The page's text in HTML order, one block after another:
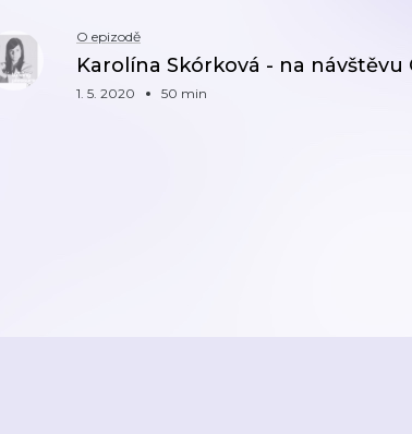
O epizodě
Karolína Skórková - na
1. 5. 2020 50 min